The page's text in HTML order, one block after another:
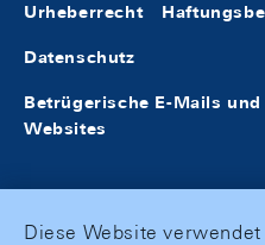
Urheberrecht
Datenschutz
Betrügerische E-Mails
Websites
Diese Website